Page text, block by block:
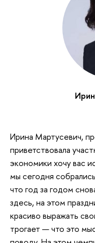
Ирина Мартусевич,
приветствовала
экономики хочу вас
мы сегодня
что год за годом
здесь, на этом
красиво выражать
трогает — что это